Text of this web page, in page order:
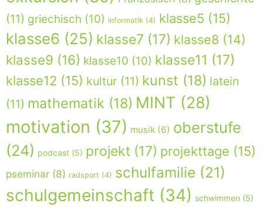
(11) griechisch (10) informatik (4) klasse5 (15)
klasse6 (25) klasse7 (17) klasse8 (14)
klasse9 (16) klasse10 (10) klasse11 (17)
klasse12 (15) kultur (11) kunst (18) latein
(11) mathematik (18) MINT (28)
motivation (37) musik (6) oberstufe
(24) podcast (5) projekt (17) projekttage (15)
pseminar (8) radsport (4) schulfamilie (21)
schulgemeinschaft (34) schwimmen (5)